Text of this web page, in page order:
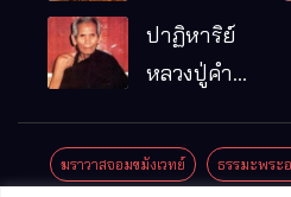
รมฐาน
คุณ (หลวง
ปู่บัวเกตุ
แล้ว วัดป่า
ปาฏิหาริย์
หลวงปู่คำ
มณี
ฆราวาสจอมขมังเวทย์ ธรรมะพระ